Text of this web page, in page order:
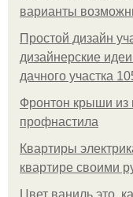
варианты
Простой дизайн
дизайнерские
дачного участка
Фронтон крыши из
профнастила
Квартиры
квартире своими
Цвет ваниль это,